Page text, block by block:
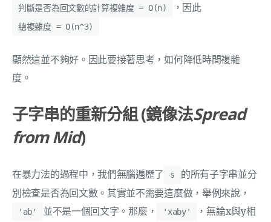
判斷是否為回文數的計算複雜度 = O(n) ，因此
總複雜度 = O(n^3)
顯然這並不夠好。因此要接著思考，如何降低時間複雜
度。
子字串的重新分組 (鏡像法Spread
from Mid)
在暴力法的過程中，我們無腦遍歷了 s
的所有子字串並分
別檢查是否為回文數。其實並不需要這麼做，舉例來說，
'ab' 並不是一個回文字。那麼， 'xaby'
，無論x與y相